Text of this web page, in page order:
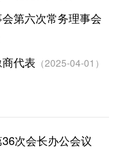
第六次常务理事会
代表 （2025-04-01）
次会长办公会议